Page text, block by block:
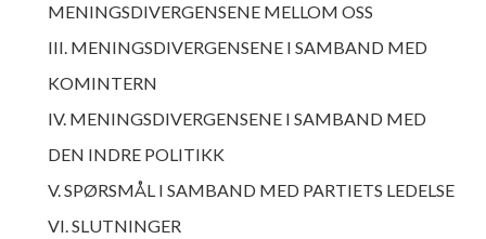
MENINGSDIVERGENSENE MELLOM OSS
III. MENINGSDIVERGENSENE I SAMBAND MED
KOMINTERN
IV. MENINGSDIVERGENSENE I SAMBAND MED
DEN INDRE POLITIKK
V. SPØRSMÅL I SAMBAND MED PARTIETS LEDELSE
VI. SLUTNINGER